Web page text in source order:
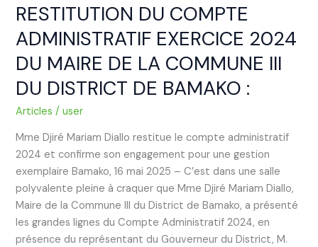
RESTITUTION DU COMPTE
ADMINISTRATIF EXERCICE 2024
DU MAIRE DE LA COMMUNE III
DU DISTRICT DE BAMAKO :
Articles /user
Mme Djiré Mariam Diallo restitue le compte administratif
2024 et confirme son engagement pour une gestion
exemplaire Bamako, 16 mai 2025 – C’est dans une salle
polyvalente pleine à craquer que Mme Djiré Mariam Diallo,
Maire de la Commune III du District de Bamako, a présenté
les grandes lignes du Compte Administratif 2024, en
présence du représentant du Gouverneur du District, M.
COMMUNE
DU
DISTRICT
BAMAKO
: